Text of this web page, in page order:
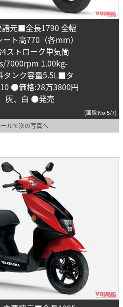
諸元■全長1790 全幅
ト高770（各mm）
ストローク単気筒
7000rpm 1.00kg-
タンク容量5.5L■タ
●価格:28万3800円
灰、白 ●発売
(画像 No.5/7)
ルで次の写真へ